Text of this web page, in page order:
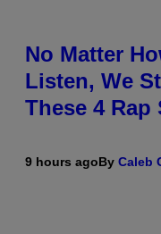
No Matter
Listen, We
These 4
9 hours agoBy Caleb